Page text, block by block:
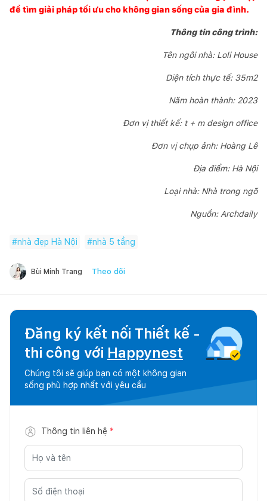
để tìm giải pháp tối ưu cho không gian sống của gia đình.
Thông tin công trình:
Tên ngôi nhà: Loli House
Diện tích thực tế: 35m2
Năm hoàn thành: 2023
Đơn vị thiết kế: t + m design office
Đơn vị chụp ảnh: Hoàng Lê
Địa điểm: Hà Nội
Loại nhà: Nhà trong ngõ
Nguồn: Archdaily
#nhà đẹp Hà Nội #nhà 5 tầng
Bùi Minh Trang Theo dõi
Đăng ký kết nối Thiết kế -
thi công với Happynest
Chúng tôi sẽ giúp bạn có một không gian
sống phù hợp nhất với yêu cầu
Thông tin liên hệ *